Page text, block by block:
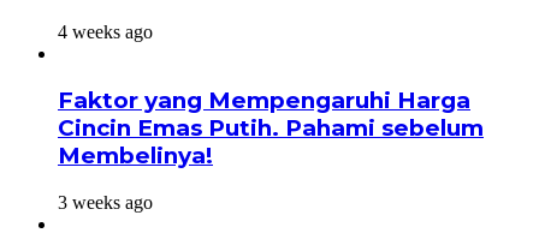
4 weeks ago
Faktor yang Mempengaruhi Harga
Cincin Emas Putih. Pahami sebelum
Membelinya!
3 weeks ago